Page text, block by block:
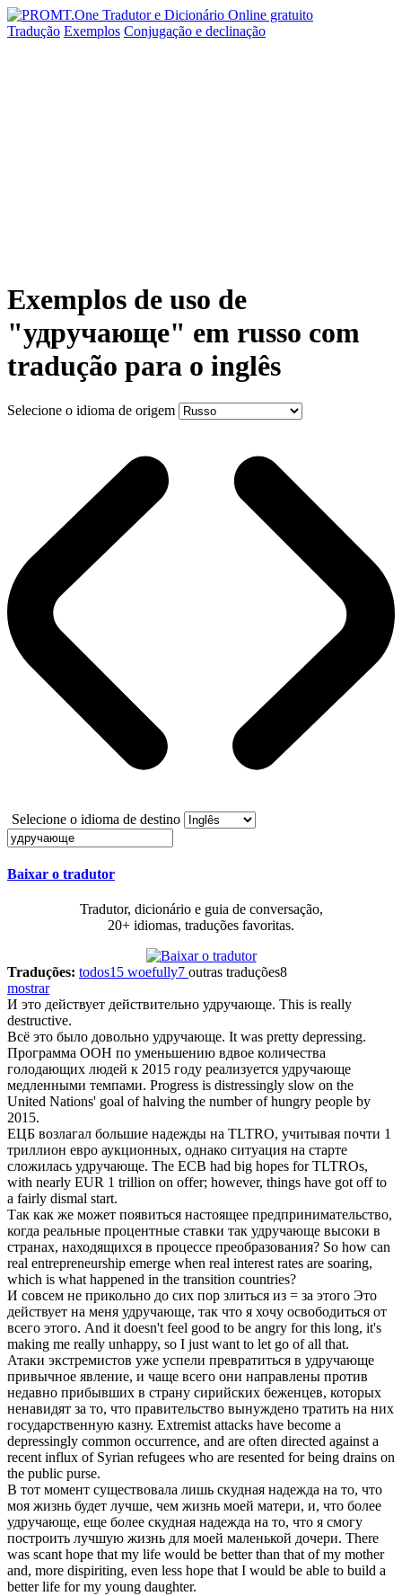
Tradução Exemplos Conjugação e declinação
Exemplos de uso de
"удручающе" em russo com
tradução para o inglês
Selecione o idioma de origem
Selecione o idioma de destino
Baixar o tradutor
Tradutor, dicionário e guia de conversação,
20+ idiomas, traduções favoritas.
Traduções: todos15 woefully7 outras traduções8
mostrar
И это действует действительно удручающе. This is really
destructive.
Всё это было довольно удручающе. It was pretty depressing.
Программа ООН по уменьшению вдвое количества
голодающих людей к 2015 году реализуется удручающе
медленными темпами. Progress is distressingly slow on the
United Nations' goal of halving the number of hungry people by
2015.
ЕЦБ возлагал большие надежды на TLTRO, учитывая почти 1
триллион евро аукционных, однако ситуация на старте
сложилась удручающе. The ECB had big hopes for TLTROs,
with nearly EUR 1 trillion on offer; however, things have got off to
a fairly dismal start.
Так как же может появиться настоящее предпринимательство,
когда реальные процентные ставки так удручающе высоки в
странах, находящихся в процессе преобразования? So how can
real entrepreneurship emerge when real interest rates are soaring,
which is what happened in the transition countries?
И совсем не прикольно до сих пор злиться из = за этого Это
действует на меня удручающе, так что я хочу освободиться от
всего этого. And it doesn't feel good to be angry for this long, it's
making me really unhappy, so I just want to let go of all that.
Атаки экстремистов уже успели превратиться в удручающе
привычное явление, и чаще всего они направлены против
недавно прибывших в страну сирийских беженцев, которых
ненавидят за то, что правительство вынуждено тратить на них
государственную казну. Extremist attacks have become a
depressingly common occurrence, and are often directed against a
recent influx of Syrian refugees who are resented for being drains on
the public purse.
В тот момент существовала лишь скудная надежда на то, что
моя жизнь будет лучше, чем жизнь моей матери, и, что более
удручающе, еще более скудная надежда на то, что я смогу
построить лучшую жизнь для моей маленькой дочери. There
was scant hope that my life would be better than that of my mother
and, more dispiriting, even less hope that I would be able to build a
better life for my young daughter.